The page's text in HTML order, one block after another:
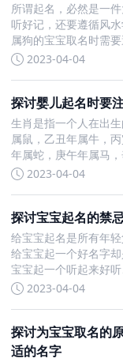
所谓起名，必然是一
听好记，还要遵循风
属狗的宝宝取名时需
相关联的字。因为狗是
2023-04-04
探讨婴儿起名时要
生肖是指一个人在出
属鼠，乙丑年属牛，
年属蛇，庚午年属马
戌年属狗，乙亥年属
2023-04-04
探讨宝宝起名的禁
给宝宝起名是所有年
给宝宝起一个好名字
宝宝起一个听起来好
迷信和崇尚科学，将
2023-04-04
探讨为宝宝取名的
适的名字